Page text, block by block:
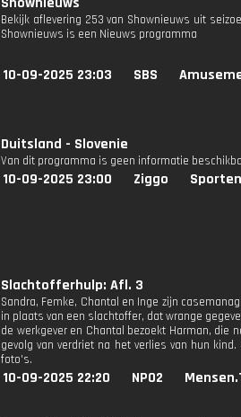
Bekijk aflevering 253 van Shownieuws uit
Shownieuws is een Nieuws programma
10-09-2025 23:03 SBS
Duitsland - Slovenie
Van dit programma is geen informatie
10-09-2025 23:00 Ziggo
Slachtofferhulp: Afl. 3
Sandra, Femke, Chantal en Inge zijn
in plaats van een slachtoffer, dat wrange
de werkgever en Chantal bezoekt Harman, die
gevolg van verdriet na het verlies van hun
foto's.
10-09-2025 22:20 NPO2